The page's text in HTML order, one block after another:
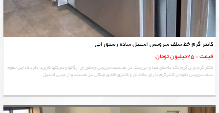
کانتر گرم خط سلف سرویس استیل ساده رستورانی
قیمت : 25میلیون تومان
کانتر گرم برای گرم نگه داشتن غذا و خورشت در خط سلف سرویس رستوران ارگانها و شرکتها کاربرد دارد که این خطوط
سلف سرویس علاوه بر کانترگرم دارای سالاد بار و کانترق قاشق چنگال نیز هستند و از جنس استیل